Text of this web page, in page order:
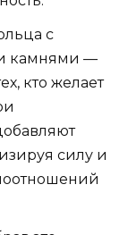
с
камнями —
кто желает
силу и